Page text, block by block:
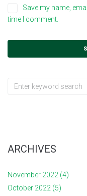
Save my name,
time I comment.
Search
ARCHIVES
November 2022 (4)
October 2022 (5)